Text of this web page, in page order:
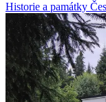
Historie a památky